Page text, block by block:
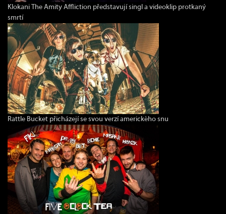
Klokani The Amity Affliction představují singl a videoklip protkaný
smrtí
Rattle Bucket přicházejí se svou verzí amerického snu